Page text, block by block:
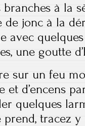
à la
de jonc à la
avec
une goutte
sur un feu
et d’encens
quelques
tracez y